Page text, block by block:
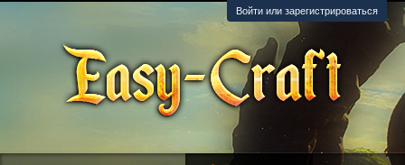
Войти или зарегистрироваться